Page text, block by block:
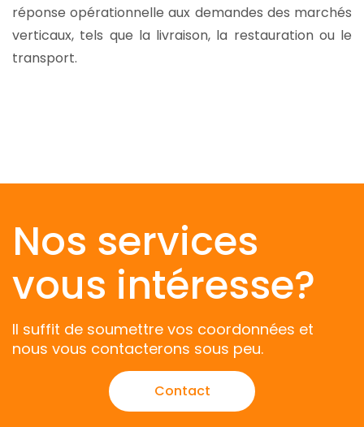
réponse opérationnelle aux demandes des marchés
verticaux, tels que la livraison, la restauration ou le
transport.
Nos services
vous intéresse?
Il suffit de soumettre vos coordonnées et
nous vous contacterons sous peu.
Contact